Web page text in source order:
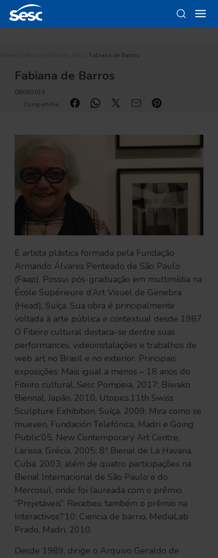
Fabiana de Barros
Fabiana de Barros
08/09/2019
Compartilhe:
É artista plástica formada pela Fundação
Armando Álvares Penteado de São Paulo
(Faap). Possui pós-graduação em multimídia na
École Supérieure d’Art Visuel de Genebra
(Head), Suíça. Sua obra é principalmente
voltada à arte pública e contextual desde 1987.
O Fiteiro cultural destaca-se dentre suas
performances, videoinstalações e trabalhos de
web art no Brasil e no exterior. Principais
exposições: Mais igual a menos – 18 anos do
Fiteiro cultural, Sesc Pompeia, 2017; Biwako
Biennal, Japão, 2010; Utopics.11th Swiss
Sculpture Exhibition, Suíça, 2009; Mira como se
mueven, Fundación Telefónica, Madri e Going
Public’05, New Contemporary Art Centre,
Larissa, Grécia, 2005; 8ª Bienal de La Havana,
Cuba, 2003; além de quatro participações na
Bienal Internacional de São Paulo e do
Mercosul, onde foi laureada com o prêmio
“Projetáveis”. Recebeu também o prêmio na
Interactivos?’10: Ciencia de barrio, MediaLab
Prado, Madri, 2010.
Desde 1989, dirige o Arquivo Geraldo de